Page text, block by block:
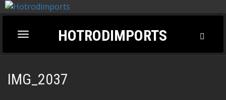
Toggle
navigation
HOTRODIMPORTS
IMG_2037